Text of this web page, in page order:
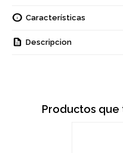
Características
Descripcion
Productos